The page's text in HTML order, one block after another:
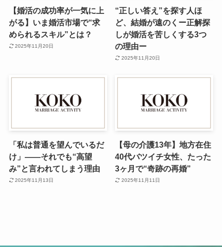
【婚活の成功率が一気に上
がる】いま婚活市場で“求
められるスキル”とは？
2025年11月20日
“正しい答え”を探す人ほ
ど、結婚が遠のくー正解探
しが婚活を苦しくする3つ
の理由ー
2025年11月20日
「私は普通を望んでいるだ
け」——それでも“高望
み”と言われてしまう理由
2025年11月13日
【母の介護13年】地方在住
40代バツイチ女性、たった
3ヶ月で“奇跡の再婚”
2025年11月11日